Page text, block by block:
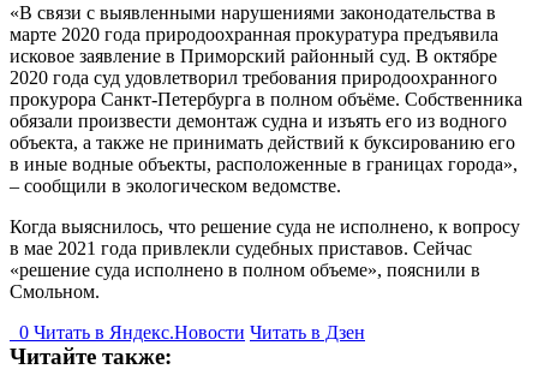
«В связи с выявленными нарушениями законодательства в
марте 2020 года природоохранная прокуратура предъявила
исковое заявление в Приморский районный суд. В октябре
2020 года суд удовлетворил требования природоохранного
прокурора Санкт-Петербурга в полном объёме. Собственника
обязали произвести демонтаж судна и изъять его из водного
объекта, а также не принимать действий к буксированию его
в иные водные объекты, расположенные в границах города»,
– сообщили в экологическом ведомстве.
Когда выяснилось, что решение суда не исполнено, к вопросу
в мае 2021 года привлекли судебных приставов. Сейчас
«решение суда исполнено в полном объеме», пояснили в
Смольном.
0 Читать в Яндекс.Новости Читать в Дзен
Читайте также: